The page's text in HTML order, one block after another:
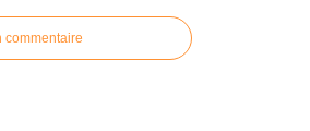
commentaire